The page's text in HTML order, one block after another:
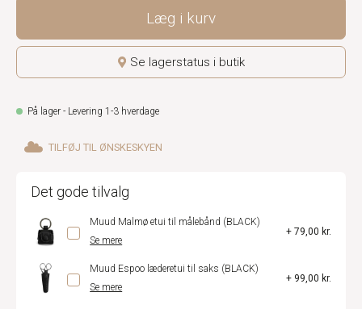
Læg i kurv
Se lagerstatus i butik
På lager - Levering 1-3 hverdage
TILFØJ TIL ØNSKESKYEN
Det gode tilvalg
Muud Malmø etui til målebånd (BLACK)
Se mere
+ 79,00 kr.
Muud Espoo læderetui til saks (BLACK)
Se mere
+ 99,00 kr.